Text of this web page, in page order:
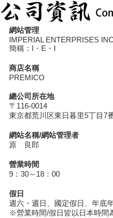
網站管理
IMPERIAL ENTERPRISES INC
簡稱：I・E・I
商店名稱
PREMICO
總公司所在地
〒116-0014
東京都荒川区東日暮里5丁目7
網站名稱/網站管理者
原 良郎
營業時間
9：30～18：00
假日
週六・週日、國定假日、年底
※營業時間/假日皆以日本時間